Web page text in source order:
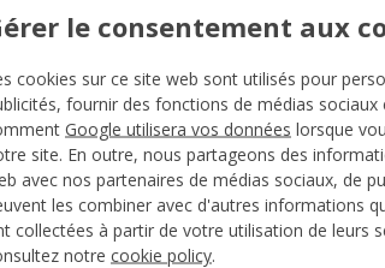
! Vous y découvrirez des centaines
région du monde : Arctique, Méditerranée,
méduses, les pingouins, les requins et les
le consentement aux
cookies sur ce site web sont utilisés pour
fournir des fonctions de médias
Google utilisera vos données lorsque
site. En outre, nous partageons des
avec nos partenaires de médias sociaux, de
les combiner avec d'autres informations
collectées à partir de votre utilisation de leurs
notre cookie policy.